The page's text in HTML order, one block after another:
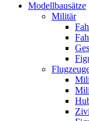
Modellbausätze
Militär